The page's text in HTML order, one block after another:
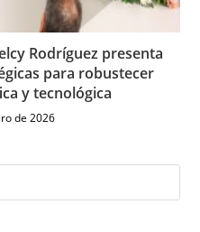
Rodríguez presenta
para robustecer
y tecnológica
de 2026